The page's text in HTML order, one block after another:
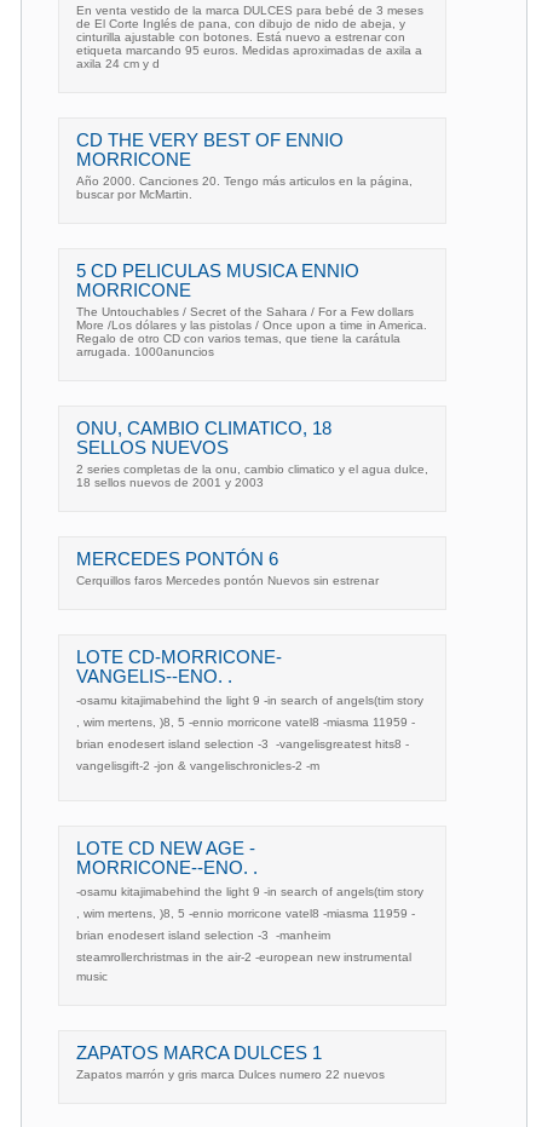
En venta vestido de la marca DULCES para bebé de 3 meses
de El Corte Inglés de pana, con dibujo de nido de abeja, y
cinturilla ajustable con botones. Está nuevo a estrenar con
etiqueta marcando 95 euros. Medidas aproximadas de axila a
axila 24 cm y d
CD THE VERY BEST OF ENNIO
MORRICONE
Año 2000. Canciones 20. Tengo más articulos en la página,
buscar por McMartin.
5 CD PELICULAS MUSICA ENNIO
MORRICONE
The Untouchables / Secret of the Sahara / For a Few dollars
More /Los dólares y las pistolas / Once upon a time in America.
Regalo de otro CD con varios temas, que tiene la carátula
arrugada. 1000anuncios
ONU, CAMBIO CLIMATICO, 18
SELLOS NUEVOS
2 series completas de la onu, cambio climatico y el agua dulce,
18 sellos nuevos de 2001 y 2003
MERCEDES PONTÓN 6
Cerquillos faros Mercedes pontón Nuevos sin estrenar
LOTE CD-MORRICONE-
VANGELIS--ENO. .
-osamu kitajima‎behind the light 9 -in search of angels(tim story
, wim mertens, )8, 5 -ennio morricone vatel8 -miasma 11959 -
brian enodesert island selection -3  -vangelisgreatest hits8 -
vangelisgift-2 -jon & vangelischronicles-2 -m
LOTE CD NEW AGE -
MORRICONE--ENO. .
-osamu kitajima‎behind the light 9 -in search of angels(tim story
, wim mertens, )8, 5 -ennio morricone vatel8 -miasma 11959 -
brian enodesert island selection -3  -manheim
steamrollerchristmas in the air-2 -european new instrumental
music
ZAPATOS MARCA DULCES 1
Zapatos marrón y gris marca Dulces numero 22 nuevos